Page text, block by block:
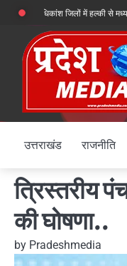
Skip
content
जिलों में हल्की से मध्यम बारिश
उत्तराखंड राजनीति
त्रिस्तरीय
की घोषणा..
by Pradeshmedia